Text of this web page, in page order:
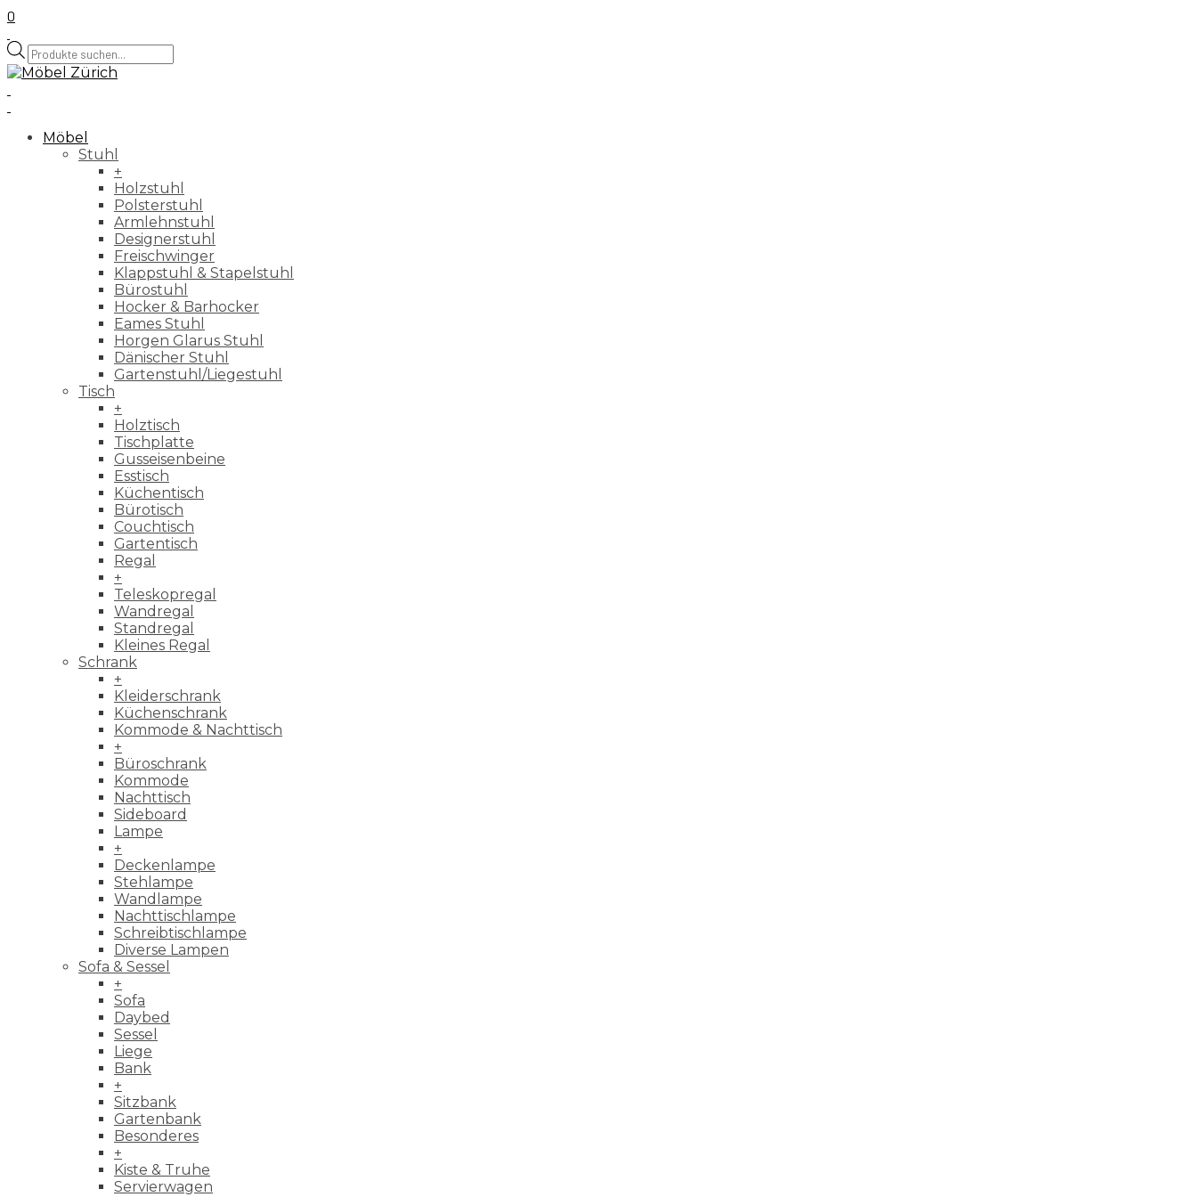
0
Products
search
Möbel
Stuhl
+
Holzstuhl
Polsterstuhl
Armlehnstuhl
Designerstuhl
Freischwinger
Klappstuhl & Stapelstuhl
Bürostuhl
Hocker & Barhocker
Eames Stuhl
Horgen Glarus Stuhl
Dänischer Stuhl
Gartenstuhl/Liegestuhl
Tisch
+
Holztisch
Tischplatte
Gusseisenbeine
Esstisch
Küchentisch
Bürotisch
Couchtisch
Gartentisch
Regal
+
Teleskopregal
Wandregal
Standregal
Kleines Regal
Schrank
+
Kleiderschrank
Küchenschrank
Kommode & Nachttisch
+
Büroschrank
Kommode
Nachttisch
Sideboard
Lampe
+
Deckenlampe
Stehlampe
Wandlampe
Nachttischlampe
Schreibtischlampe
Diverse Lampen
Sofa & Sessel
+
Sofa
Daybed
Sessel
Liege
Bank
+
Sitzbank
Gartenbank
Besonderes
+
Kiste & Truhe
Servierwagen